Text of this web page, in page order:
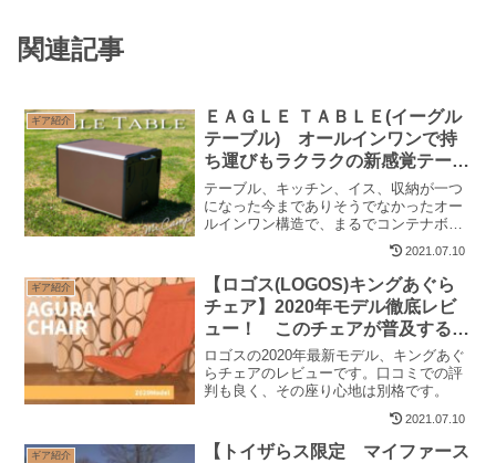
関連記事
ギア紹介
ＥＡＧＬＥ ＴＡＢＬＥ(イーグル
テーブル) オールインワンで持
ち運びもラクラクの新感覚テーブ
ル 【ＰＲ】
テーブル、キッチン、イス、収納が一つ
になった今までありそうでなかったオー
ルインワン構造で、まるでコンテナボッ
クスのような外観からは想像が付かない
ワクワクする仕掛けがたっぷり詰まった
全く新しい発想のアウトドアテーブルで
す。
2021.07.10
ギア紹介
【ロゴス(LOGOS)キングあぐら
チェア】2020年モデル徹底レビ
ュー！ このチェアが普及すると
人類は滅びると思う
ロゴスの2020年最新モデル、キングあぐ
らチェアのレビューです。口コミでの評
判も良く、その座り心地は別格です。
2021.07.10
ギア紹介
【トイザらス限定 マイファース